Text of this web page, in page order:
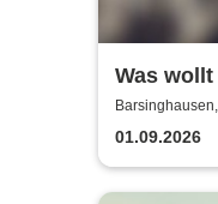
Was
EG der
Krawatte
01.09.2026